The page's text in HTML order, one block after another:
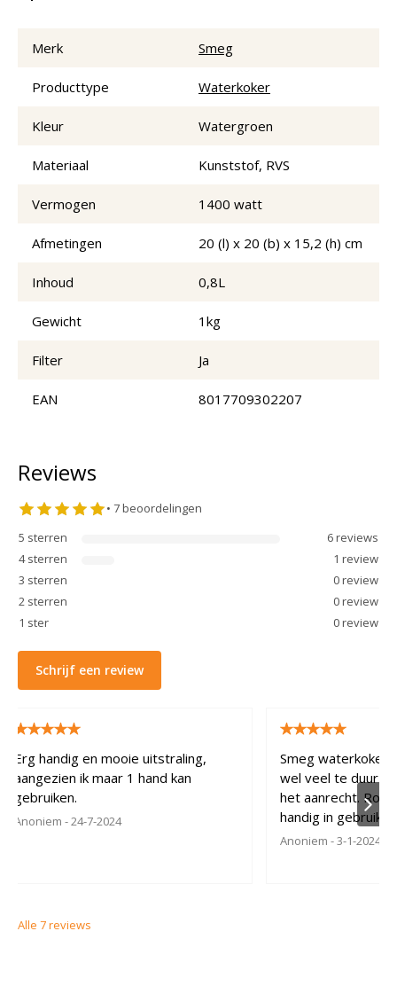
Merk Smeg
Producttype Waterkoker
Kleur Watergroen
Materiaal Kunststof, RVS
Vermogen 1400 watt
Afmetingen 20 (l) x 20 (b) x 15,2 (h) cm
Inhoud 0,8L
Gewicht 1kg
Filter Ja
EAN 8017709302207
Reviews
• 7beoordelingen
5 sterren 6reviews
4 sterren 1 review
3 sterren 0review
2 sterren 0review
1 ster 0review
Schrijf een review
Erg handig en mooie uitstraling,
aangezien ik maar 1 hand kan
gebruiken.
Anoniem - 24-7-2024
Smeg waterkoker mini.
wel veel te duur
het aanrecht. Robuust en stevig en
handig in
Anoniem- 3-1-2024
Alle 7reviews